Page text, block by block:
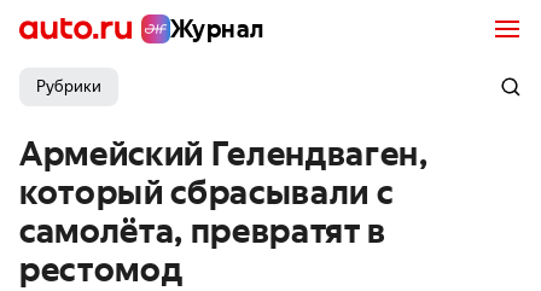
Журнал
Рубрики
Армейский Гелендваген,
который сбрасывали с
самолёта, превратят в
рестомод